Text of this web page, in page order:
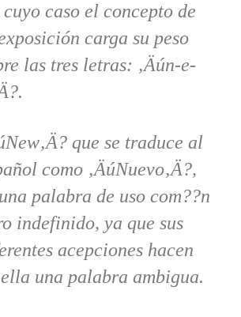
cuyo caso el concepto de
carga su peso
las tres letras: ‚Äún-e-
que se traduce al
como ‚ÄúNuevo‚Ä?,
palabra de uso com??n
indefinido, ya que sus
acepciones hacen
una palabra ambigua.